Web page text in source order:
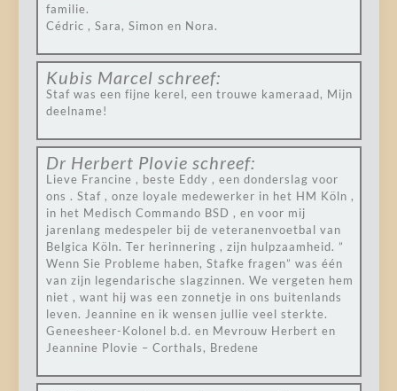
familie.
Cédric , Sara, Simon en Nora.
Kubis Marcel schreef:
Staf was een fijne kerel, een trouwe kameraad, Mijn
deelname!
Dr Herbert Plovie schreef:
Lieve Francine , beste Eddy , een donderslag voor
ons . Staf , onze loyale medewerker in het HM Köln ,
in het Medisch Commando BSD , en voor mij
jarenlang medespeler bij de veteranenvoetbal van
Belgica Köln. Ter herinnering , zijn hulpzaamheid. ”
Wenn Sie Probleme haben, Stafke fragen” was één
van zijn legendarische slagzinnen. We vergeten hem
niet , want hij was een zonnetje in ons buitenlands
leven. Jeannine en ik wensen jullie veel sterkte.
Geneesheer-Kolonel b.d. en Mevrouw Herbert en
Jeannine Plovie – Corthals, Bredene